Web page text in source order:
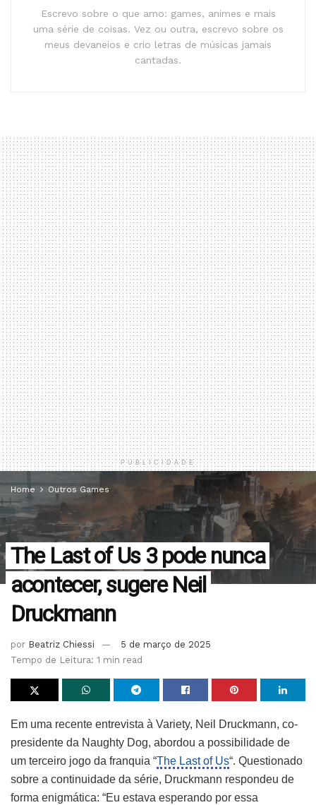
Escrevo sobre o que amo: games, animes e mais
uma série de coisas. Vez ou outra, escrevo sobre os
meus devaneios e crio letras de músicas jamais
cantadas.
PUBLICIDADE
Home Outros Games
The Last of Us 3 pode nunca
acontecer, sugere Neil
Druckmann
por Beatriz Chiessi
5 de março de 2025
Tempo de Leitura: 1 min read
Em uma recente entrevista à Variety, Neil Druckmann, co-
presidente da Naughty Dog, abordou a possibilidade de
um terceiro jogo da franquia “The Last of Us“. Questionado
sobre a continuidade da série, Druckmann respondeu de
forma enigmática: “Eu estava esperando por essa